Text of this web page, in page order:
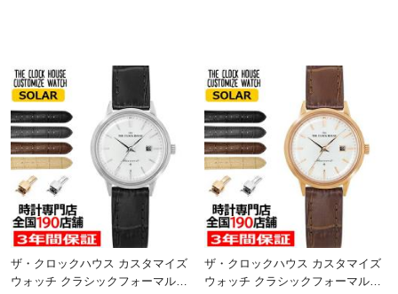
ザ・クロックハウス カスタマイズ
ウォッチ クラシックフォーマル
ザ・クロックハウス カスタマイズ
ウォッチ クラシックフォーマル